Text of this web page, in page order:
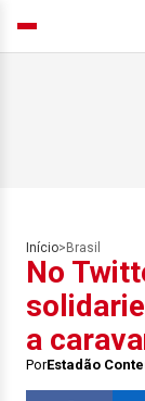
Início> Brasil
No
a
PorEstadão